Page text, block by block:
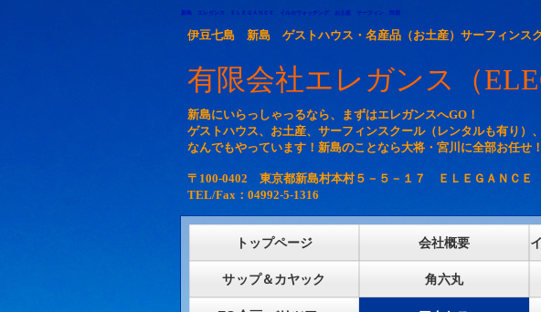
新島 エレガンス ＥＬＥＧＡＮＣＥ イルカウォッチング お土産 サーフィン 民宿
伊豆七島 新島 ゲストハウス・名産品（お土産）サーフィンス
有限会社エレガンス（
新島にいらっしゃっるなら、まずはエレガンスへGO！
ゲストハウス、お土産、サーフィンスクール（レンタルも有り）
なんでもやっています！新島のことなら大将・宮川に全部お任せ！
〒100-0402 東京都新島村本村５－５－１７ ＥＬＥＧＡＮＣＥ
TEL/Fax：04992-5-1316
トップページ 会社概要
サップ＆カヤック 角六丸